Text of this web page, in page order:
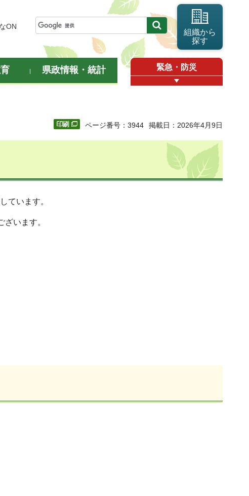
ON
組織から
探す
県政情報・統計 緊急・防災
ページ番号：3944 掲載日：2026年4月9日
ています。
います。